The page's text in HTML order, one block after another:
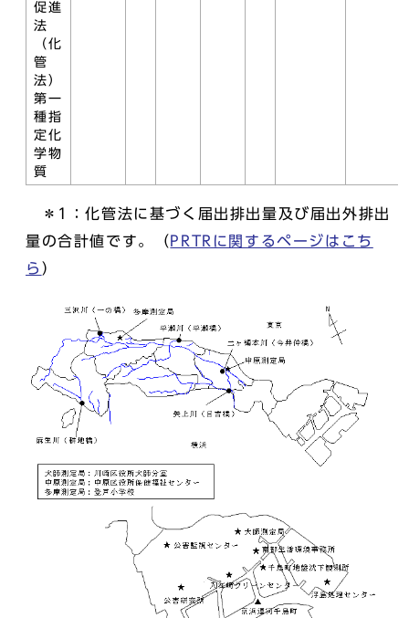
促進
法
（化
管
法）
第一
種指
定化
学物
質
＊1：化管法に基づく届出排出量及び届出外排出
量の合計値です。（ PRTRに関するページはこち
ら ）